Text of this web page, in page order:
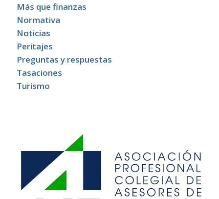
Más que finanzas
Normativa
Noticias
Peritajes
Preguntas y respuestas
Tasaciones
Turismo